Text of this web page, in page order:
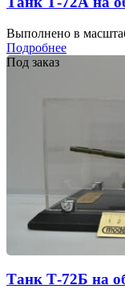
Выполнено в
Подробнее
Под заказ
Танк Т-72Б на